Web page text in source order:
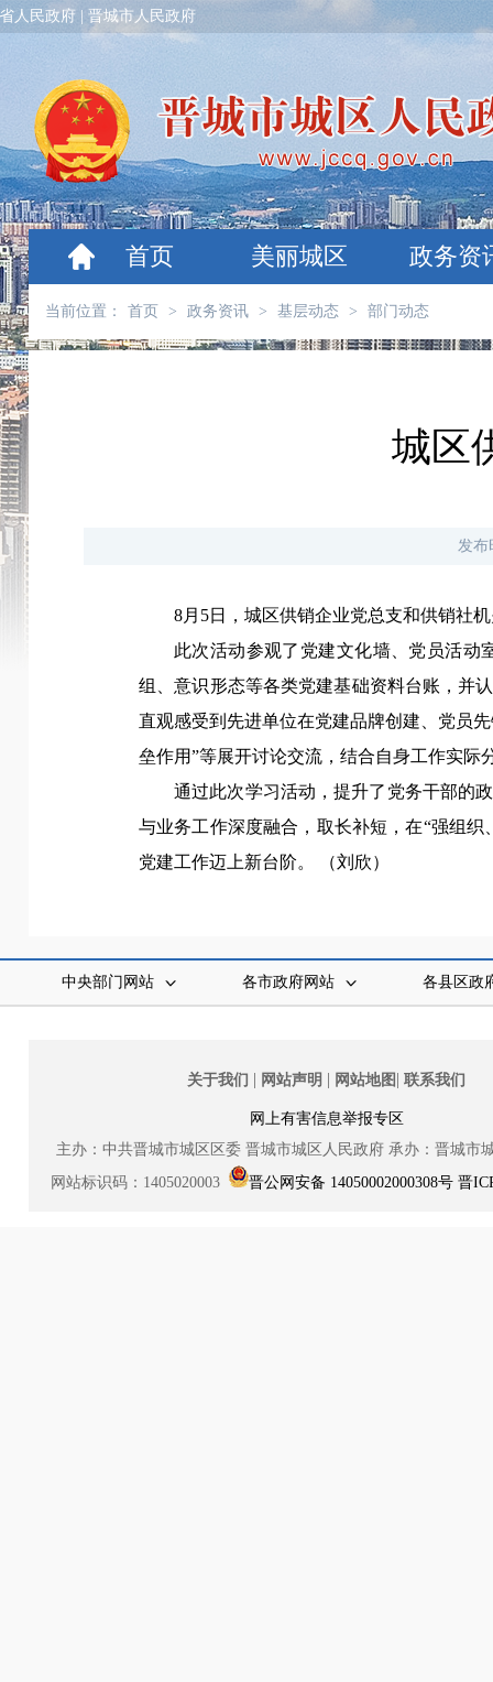
人民政府 晋城市人民政府
首页 美丽城区 政务资
当前位置： 首页 > 政务资讯 > 基层动态 > 部门动态
城区
发布
8月5日，城区供销企业党总支和供销社
此次活动参观了党建文化墙、党员活动
组、意识形态等各类党建基础资料台账，并
直观感受到先进单位在党建品牌创建、党员
垒作用”等展开讨论交流，结合自身工作实际
通过此次学习活动，提升了党务干部的
与业务工作深度融合，取长补短，在“强组
党建工作迈上新台阶。 （刘欣）
中央部门网站 各市政府网站 各县区政
关于我们 | 网站声明 | 网站地图 | 联系我们
网上有害信息举报专区
主办：中共晋城市城区区委 晋城市城区人民政府 承办：晋城市
网站标识码：1405020003
晋公网安备 14050002000308号 晋